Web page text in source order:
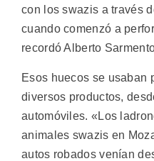
con los swazis a través
cuando comenzó a
recordó Alberto
Esos huecos se usaban
diversos productos,
automóviles. «Los
animales swazis en
autos robados venían